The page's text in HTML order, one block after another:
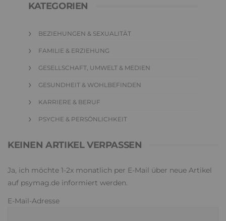
KATEGORIEN
BEZIEHUNGEN & SEXUALITÄT
FAMILIE & ERZIEHUNG
GESELLSCHAFT, UMWELT & MEDIEN
GESUNDHEIT & WOHLBEFINDEN
KARRIERE & BERUF
PSYCHE & PERSÖNLICHKEIT
KEINEN ARTIKEL VERPASSEN
Ja, ich möchte 1-2x monatlich per E-Mail über neue Artikel
auf psymag.de informiert werden.
E-Mail-Adresse